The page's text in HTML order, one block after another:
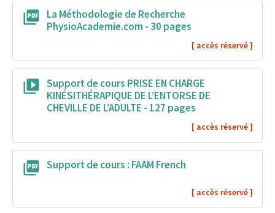
La Méthodologie de Recherche
PhysioAcademie.com - 30 pages
Support de cours PRISE EN CHARGE
KINÉSITHÉRAPIQUE DE L’ENTORSE DE
CHEVILLE DE L’ADULTE - 127 pages
Support de cours : FAAM French